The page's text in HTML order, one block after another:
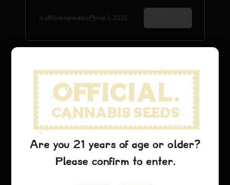
officialcannabis mai 1, 2025
Historique de la souche
Are you 21 years of age or older?
Please confirm to enter.